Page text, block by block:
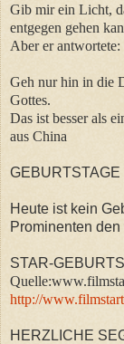
Gib mir ein Licht,
entgegen gehen
Aber er antwortete:
Geh nur hin in die
Gottes.
Das ist besser als
aus China
GEBURTSTAGE
Heute ist kein
Prominenten
STAR-
http://
HERZLICHE